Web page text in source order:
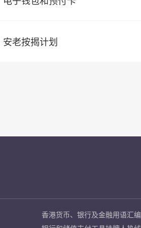
安老按揭计划
香港货币、银行及金融用语汇编